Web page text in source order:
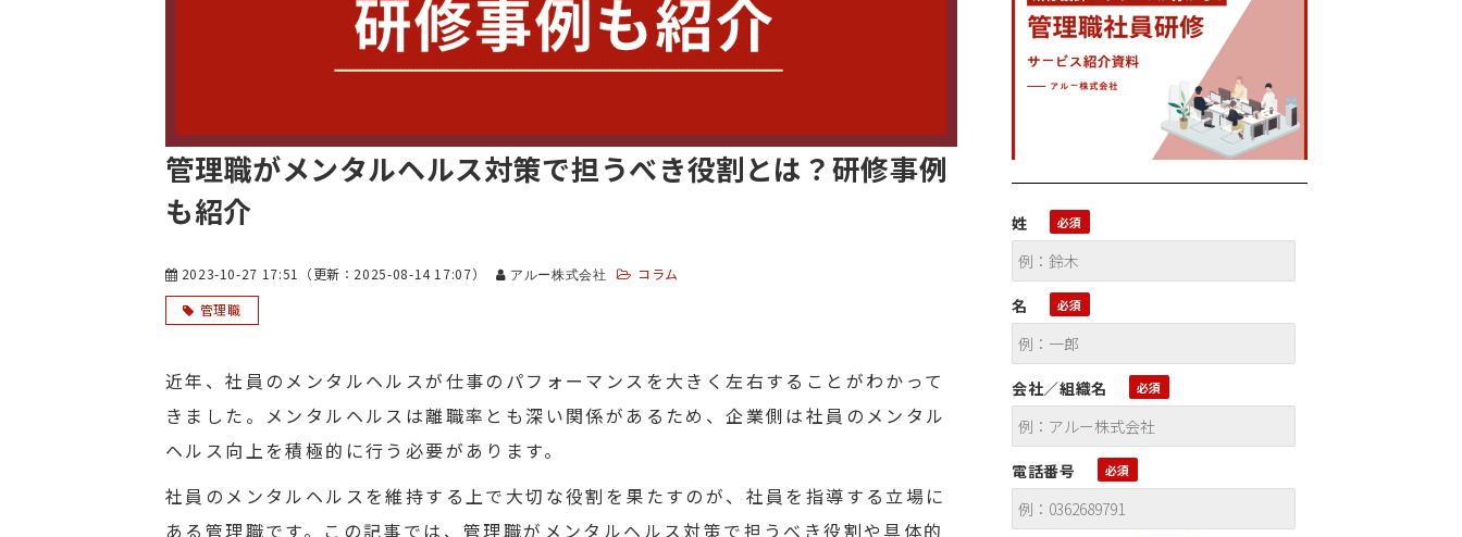
管理職がメンタルヘルス対策で担うべき役割とは？研修事例
も紹介
2023-10-27 17:51 （更新： 2025-08-14 17:07） アルー株式会社
コラム
管理職
近年、社員のメンタルヘルスが仕事のパフォーマンスを大きく左右することがわかって
きました。メンタルヘルスは離職率とも深い関係があるため、企業側は社員のメンタル
ヘルス向上を積極的に行う必要があります。
社員のメンタルヘルスを維持する上で大切な役割を果たすのが、社員を指導する立場に
ある管理職です。この記事では、管理職がメンタルヘルス対策で担うべき役割や具体的
姓
名
会社／組織名
電話番号